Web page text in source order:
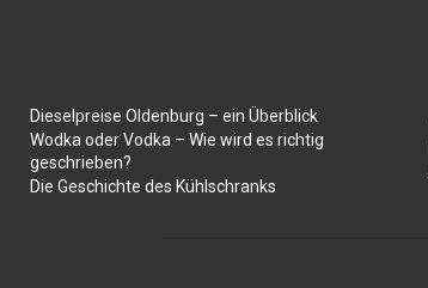
Dieselpreise Oldenburg – ein Überblick
Wodka oder Vodka – Wie wird es richtig
geschrieben?
Die Geschichte des Kühlschranks